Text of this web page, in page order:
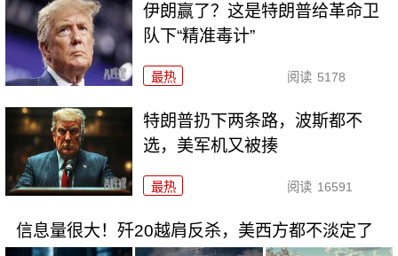
伊朗赢了？这是特朗普给革命卫
队下“精准毒计”
最热 阅读 5178
特朗普扔下两条路，波斯都不
选，美军机又被揍
最热 阅读 16591
信息量很大！歼20越肩反杀，美西方都不淡定了